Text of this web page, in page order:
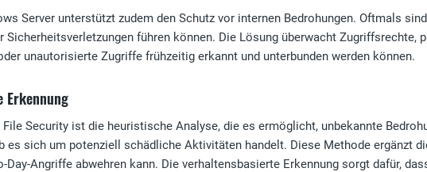
Server unterstützt zudem den Schutz vor internen Bedrohungen. Oftmals
Sicherheitsverletzungen führen können. Die Lösung überwacht
unautorisierte Zugriffe frühzeitig erkannt und unterbunden werden können.
Erkennung
Security ist die heuristische Analyse, die es ermöglicht, unbekannte
sich um potenziell schädliche Aktivitäten handelt. Diese Methode ergänzt
Day-Angriffe abwehren kann. Die verhaltensbasierte Erkennung sorgt dafür,